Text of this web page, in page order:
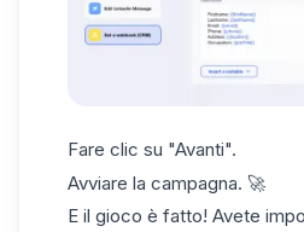
Fare clic su "Avanti".
Avviare la campagna. 🚀
E il gioco è fatto! Avete